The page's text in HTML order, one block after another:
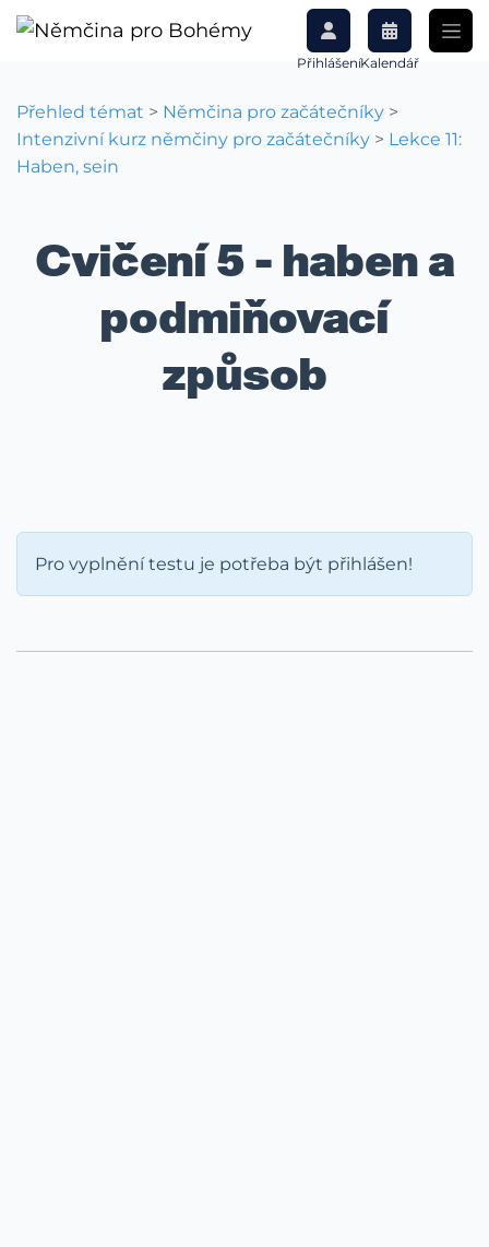
PřihlášeníKalendář
Přehled témat > Němčina pro začátečníky >
Intenzivní kurz němčiny pro začátečníky > Lekce 11:
Haben, sein
Cvičení 5 - haben a
podmiňovací
způsob
Pro vyplnění testu je potřeba být přihlášen!